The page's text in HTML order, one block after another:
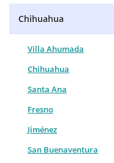
Chihuahua
Villa Ahumada
Chihuahua
Santa Ana
Fresno
Jiménez
San Buenaventura